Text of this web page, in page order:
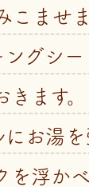
こませま
グシ
ます。
お湯
を浮かべ